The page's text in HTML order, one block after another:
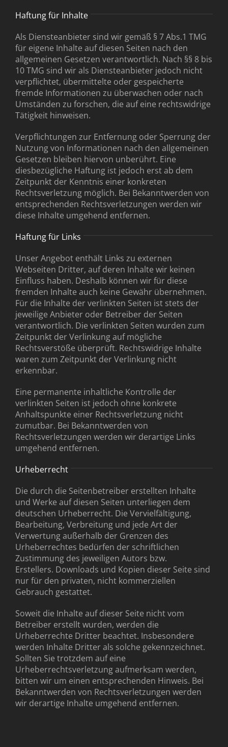
Haftung für Inhalte
Als Diensteanbieter sind wir gemäß § 7 Abs.1 TMG
für eigene Inhalte auf diesen Seiten nach den
allgemeinen Gesetzen verantwortlich. Nach §§ 8 bis
10 TMG sind wir als Diensteanbieter jedoch nicht
verpflichtet, übermittelte oder gespeicherte
fremde Informationen zu überwachen oder nach
Umständen zu forschen, die auf eine rechtswidrige
Tätigkeit hinweisen.
Verpflichtungen zur Entfernung oder Sperrung der
Nutzung von Informationen nach den allgemeinen
Gesetzen bleiben hiervon unberührt. Eine
diesbezügliche Haftung ist jedoch erst ab dem
Zeitpunkt der Kenntnis einer konkreten
Rechtsverletzung möglich. Bei Bekanntwerden von
entsprechenden Rechtsverletzungen werden wir
diese Inhalte umgehend entfernen.
Haftung für Links
Unser Angebot enthält Links zu externen
Webseiten Dritter, auf deren Inhalte wir keinen
Einfluss haben. Deshalb können wir für diese
fremden Inhalte auch keine Gewähr übernehmen.
Für die Inhalte der verlinkten Seiten ist stets der
jeweilige Anbieter oder Betreiber der Seiten
verantwortlich. Die verlinkten Seiten wurden zum
Zeitpunkt der Verlinkung auf mögliche
Rechtsverstöße überprüft. Rechtswidrige Inhalte
waren zum Zeitpunkt der Verlinkung nicht
erkennbar.
Eine permanente inhaltliche Kontrolle der
verlinkten Seiten ist jedoch ohne konkrete
Anhaltspunkte einer Rechtsverletzung nicht
zumutbar. Bei Bekanntwerden von
Rechtsverletzungen werden wir derartige Links
umgehend entfernen.
Urheberrecht
Die durch die Seitenbetreiber erstellten Inhalte
und Werke auf diesen Seiten unterliegen dem
deutschen Urheberrecht. Die Vervielfältigung,
Bearbeitung, Verbreitung und jede Art der
Verwertung außerhalb der Grenzen des
Urheberrechtes bedürfen der schriftlichen
Zustimmung des jeweiligen Autors bzw.
Erstellers. Downloads und Kopien dieser Seite sind
nur für den privaten, nicht kommerziellen
Gebrauch gestattet.
Soweit die Inhalte auf dieser Seite nicht vom
Betreiber erstellt wurden, werden die
Urheberrechte Dritter beachtet. Insbesondere
werden Inhalte Dritter als solche gekennzeichnet.
Sollten Sie trotzdem auf eine
Urheberrechtsverletzung aufmerksam werden,
bitten wir um einen entsprechenden Hinweis. Bei
Bekanntwerden von Rechtsverletzungen werden
wir derartige Inhalte umgehend entfernen.